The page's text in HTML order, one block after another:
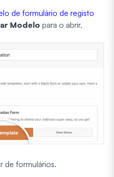
de formulário de registo
Modelo para o abrir.
de formulários.